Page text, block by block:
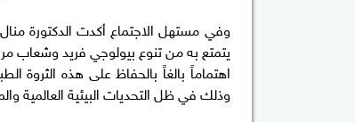
وفي مستهل الاجتماع أكدت الدكتورة
يتمتع به من تنوع بيولوجي فريد وشعاب
اهتماماً بالغاً بالحفاظ على هذه الثروة
وذلك في ظل التحديات البيئية العالمية